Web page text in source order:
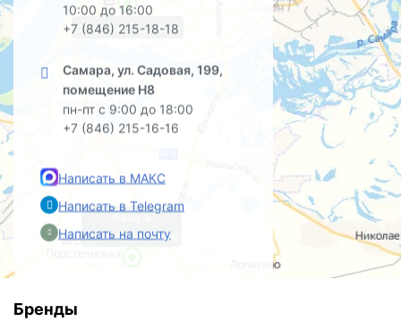
10:00 до 16:00
+7 (846) 215-18-18
Самара, ул. Садовая, 199,
помещение Н8
пн-пт с 9:00 до 18:00
+7 (846) 215-16-16
Написать в МАКС
Написать в Telegram
Написать на почту
офис на Садовой
база в
Преображенке
Бренды